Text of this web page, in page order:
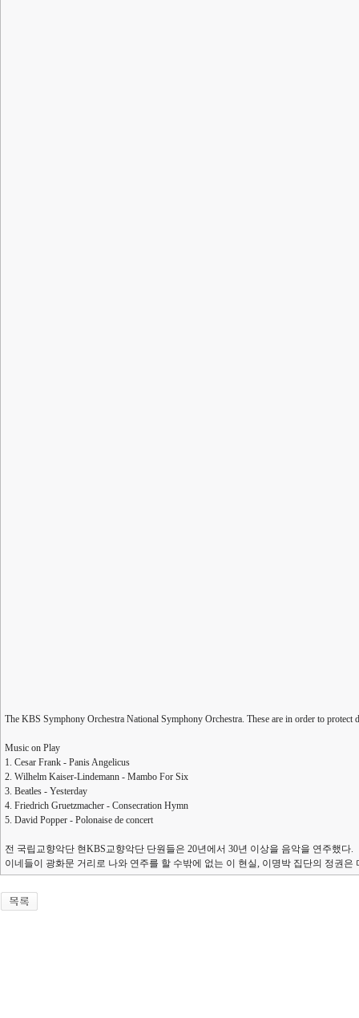
The KBS Symphony Orchestra National Symphony Orchestra. These are in order to protect
Music on Play
1. Cesar Frank - Panis Angelicus
2. Wilhelm Kaiser-Lindemann - Mambo For Six
3. Beatles - Yesterday
4. Friedrich Gruetzmacher - Consecration Hymn
5. David Popper - Polonaise de concert
전 국립교향악단 현KBS교향악단 단원들은 20년에서 30년 이상을 음악을 연주했다.
이네들이 광화문 거리로 나와 연주를 할 수밖에 없는 이 현실, 이명박 집단의 정권은